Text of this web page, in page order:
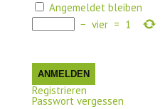
Angemeldet bleiben
− vier = 1
ANMELDEN
Registrieren
Passwort vergessen